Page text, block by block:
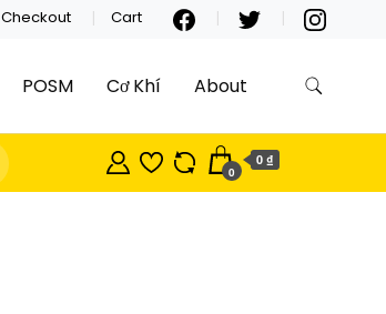
Checkout Cart
POSM Cơ Khí About
0
0 ₫